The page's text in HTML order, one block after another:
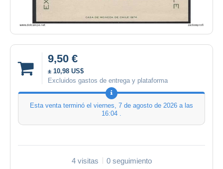
9,50 €
± 10,98 US$
Excluidos gastos de entrega y plataforma
Esta venta terminó el viernes, 7 de agosto de 2026 a las
16:04
4 visitas 0 seguimiento